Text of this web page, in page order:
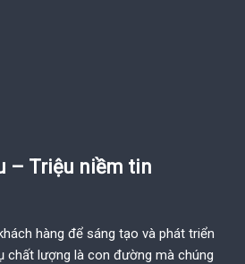
– Triệu niềm tin
hàng để sáng tạo và phát triển
chất lượng là con đường mà chúng